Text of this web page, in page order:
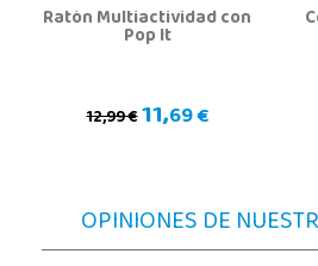
Ratón Multiactividad con
Pop It
12,99 €11,69 €
OPINIONES DE